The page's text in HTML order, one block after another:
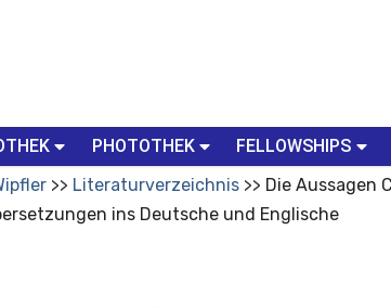
PHOTOTHEK FELLOWSHIPS
Literaturverzeichnis
Die Aussagen
ins Deutsche und Englische